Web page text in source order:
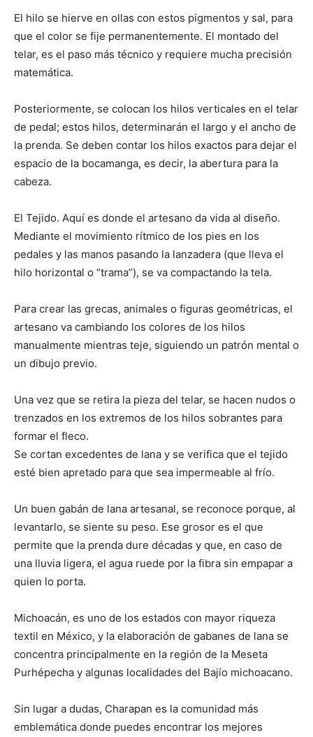
El hilo se hierve en ollas con estos pigmentos y sal, para
que el color se fije permanentemente. El montado del
telar, es el paso más técnico y requiere mucha precisión
matemática.
Posteriormente, se colocan los hilos verticales en el telar
de pedal; estos hilos, determinarán el largo y el ancho de
la prenda. Se deben contar los hilos exactos para dejar el
espacio de la bocamanga, es decir, la abertura para la
cabeza.
El Tejido. Aquí es donde el artesano da vida al diseño.
Mediante el movimiento rítmico de los pies en los
pedales y las manos pasando la lanzadera (que lleva el
hilo horizontal o “trama”), se va compactando la tela.
Para crear las grecas, animales o figuras geométricas, el
artesano va cambiando los colores de los hilos
manualmente mientras teje, siguiendo un patrón mental o
un dibujo previo.
Una vez que se retira la pieza del telar, se hacen nudos o
trenzados en los extremos de los hilos sobrantes para
formar el fleco.
Se cortan excedentes de lana y se verifica que el tejido
esté bien apretado para que sea impermeable al frío.
Un buen gabán de lana artesanal, se reconoce porque, al
levantarlo, se siente su peso. Ese grosor es el que
permite que la prenda dure décadas y que, en caso de
una lluvia ligera, el agua ruede por la fibra sin empapar a
quien lo porta.
Michoacán, es uno de los estados con mayor riqueza
textil en México, y la elaboración de gabanes de lana se
concentra principalmente en la región de la Meseta
Purhépecha y algunas localidades del Bajío michoacano.
Sin lugar a dudas, Charapan es la comunidad más
emblemática donde puedes encontrar los mejores